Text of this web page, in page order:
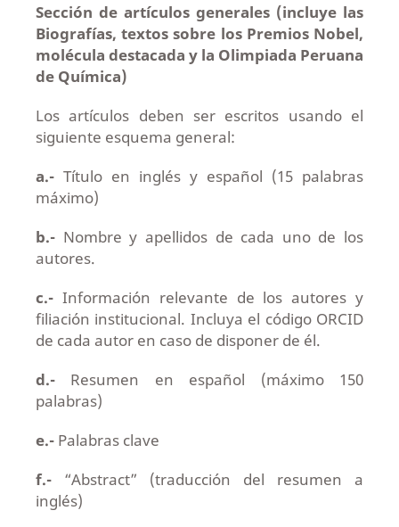
Sección de artículos generales (incluye las
Biografías, textos sobre los Premios Nobel,
molécula destacada y la Olimpiada Peruana
de Química)
Los artículos deben ser escritos usando el
siguiente esquema general:
a.-Título en inglés y español (15 palabras
máximo)
b.-Nombre y apellidos de cada uno de los
autores.
c.-Información relevante de los autores y
filiación institucional. Incluya el código ORCID
de cada autor en caso de disponer de él.
d.-Resumen en español (máximo 150
palabras)
e.-Palabras clave
f.-“Abstract” (traducción del resumen a
inglés)